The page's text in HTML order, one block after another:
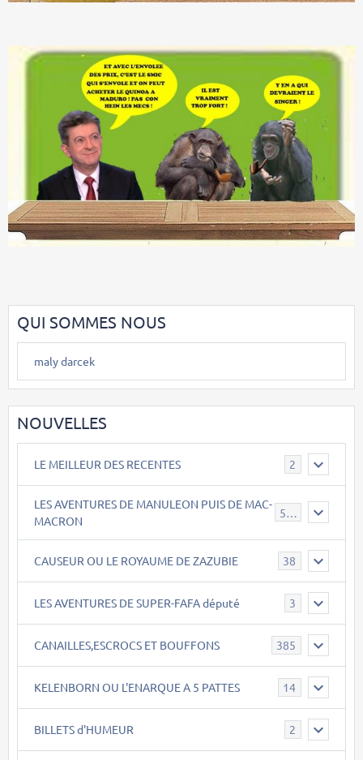
QUI SOMMES NOUS
maly darcek
NOUVELLES
LE MEILLEUR DES RECENTES 2
LES AVENTURES DE MANULEON PUIS DE MAC-
MACRON
543
CAUSEUR OU LE ROYAUME DE ZAZUBIE 38
LES AVENTURES DE SUPER-FAFA député 3
CANAILLES,ESCROCS ET BOUFFONS 385
KELENBORN OU L'ENARQUE A 5 PATTES 14
BILLETS d'HUMEUR 2